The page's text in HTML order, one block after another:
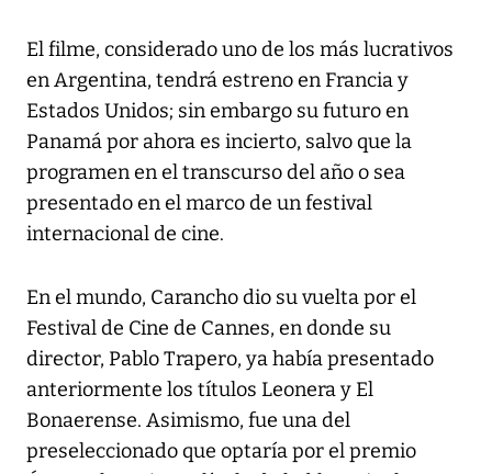
El filme, considerado uno de los más lucrativos
en Argentina, tendrá estreno en Francia y
Estados Unidos; sin embargo su futuro en
Panamá por ahora es incierto, salvo que la
programen en el transcurso del año o sea
presentado en el marco de un festival
internacional de cine.
En el mundo, Carancho dio su vuelta por el
Festival de Cine de Cannes, en donde su
director, Pablo Trapero, ya había presentado
anteriormente los títulos Leonera y El
Bonaerense. Asimismo, fue una del
preseleccionado que optaría por el premio